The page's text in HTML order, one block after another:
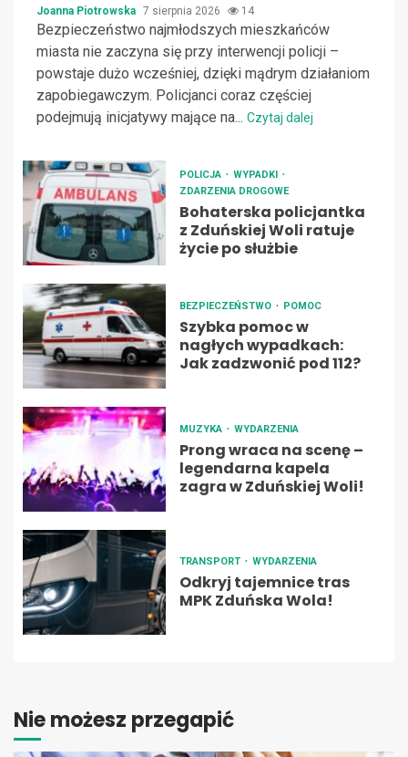
Joanna Piotrowska 7 sierpnia 2026 14
Bezpieczeństwo najmłodszych mieszkańców
miasta nie zaczyna się przy interwencji policji –
powstaje dużo wcześniej, dzięki mądrym działaniom
zapobiegawczym. Policjanci coraz częściej
podejmują inicjatywy mające na... Czytaj dalej
POLICJA
WYPADKI
ZDARZENIA DROGOWE
Bohaterska policjantka
z Zduńskiej Woli ratuje
życie po służbie
BEZPIECZEŃSTWO POMOC
Szybka pomoc w
nagłych wypadkach:
Jak zadzwonić pod 112?
MUZYKA WYDARZENIA
Prong wraca na scenę –
legendarna kapela
zagra w Zduńskiej Woli!
TRANSPORT WYDARZENIA
Odkryj tajemnice tras
MPK Zduńska Wola!
Nie możesz przegapić